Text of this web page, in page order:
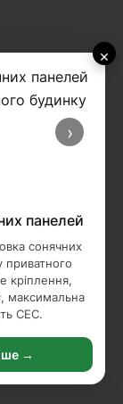
×
›
панелей
сонячних
приватного
кріплення,
максимальна
СЕС.
→